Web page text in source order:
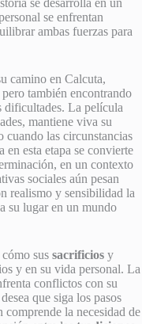
se desarrolla en un
se enfrentan
ambas fuerzas para
camino en Calcuta,
también encontrando
dificultades. La película
mantiene viva su
cuando las circunstancias
en esta etapa se convierte
en un contexto
sociales aún pesan
realismo y sensibilidad la
su lugar en un mundo
sus sacrificios y
y en su vida personal. La
conflictos con su
que siga los pasos
la necesidad de